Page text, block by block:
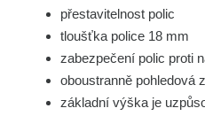
přestavitelnost polic
tloušťka police 18 mm
zabezpečení polic proti
oboustranně pohledová
základní výška je